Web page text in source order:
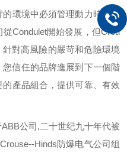
環境中必須管理動力時，安
從Condulet開始發展，但Crou
對高風險的嚴苛和危險環境
信任的品牌進展到下一個階
的產品組合，提供可靠、有效
ABB公司,二十世纪九十年代被
Crouse--Hinds防爆电气公司组